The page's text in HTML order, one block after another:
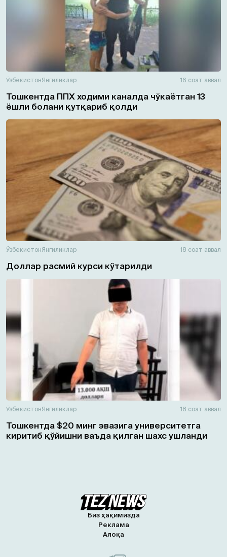
ЎзбекистонЯнгиликлар 16 соат аввал
Тошкентда ППХ ходими каналда чўкаётган 13
ёшли болани қутқариб қолди
ЎзбекистонЯнгиликлар 18 соат аввал
Доллар расмий курси кўтарилди
ЎзбекистонЯнгиликлар 18 соат аввал
Тошкентда $20 минг эвазига университетга
киритиб қўйишни ваъда қилган шахс ушланди
Биз ҳақимизда
Реклама
Алоқа